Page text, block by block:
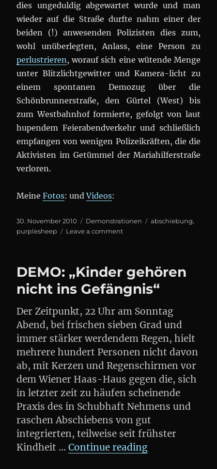
dies ungeduldig abgewartet wurde und man
wieder auf die Straße durfte nahm einer der
beiden (!) anwesenden Polizisten dies zum,
wohl unüberlegten, Anlass, eine Person zu
perlustrieren, worauf sich eine wütende Menge
unter Blitzlichtgewitter und Kamera-licht zu
einem spontanen Demozug über die
Schönbrunnerstraße, den Gürtel (West) bis
zum Westbahnhof formierte, gefolgt von laut
hupendem Feierabendverkehr und schließlich
empfangen von wenigen Polizeikräften, die die
Aktivisten im Getümmel der Mariahilferstraße
verloren.
MeineFotos: undVideos:
Posted
on
30. November 2010 Categories
Demonstrationen Tags
abschiebung,
purplesheep
Leave a commenton
DIE
ABSCHIEBUNG
VON
P.
DEMO: „Kinder gehören
nicht ins Gefängnis“
Der Zeitpunkt, 22 Uhr am Sonntag
Abend, bei frischen sieben Grad und
immer stärker werdendem Regen, hielt
mehrere hundert Personen nicht davon
ab, mit Kerzen und Regenschirmen vor
dem Wiener Haas-Haus gegen die, sich
in letzter zeit zu häufen scheinende
Praxis des in Schubhaft Nehmens und
raschen Abschiebens von gut
integrierten, teilweise seit frühster
Kindheit …Continue reading„DEMO: